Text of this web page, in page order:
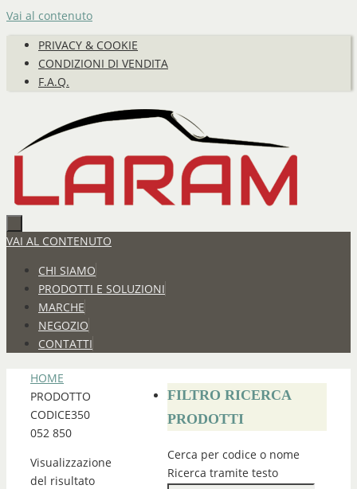
Vai al contenuto
PRIVACY & COOKIE
CONDIZIONI DI VENDITA
F.A.Q.
VAI AL CONTENUTO
CHI SIAMO
PRODOTTI E SOLUZIONI
MARCHE
NEGOZIO
CONTATTI
HOME
PRODOTTO
CODICE350
052 850
Visualizzazione
del risultato
FILTRO RICERCA
PRODOTTI
Cerca per codice o nome
Ricerca tramite testo